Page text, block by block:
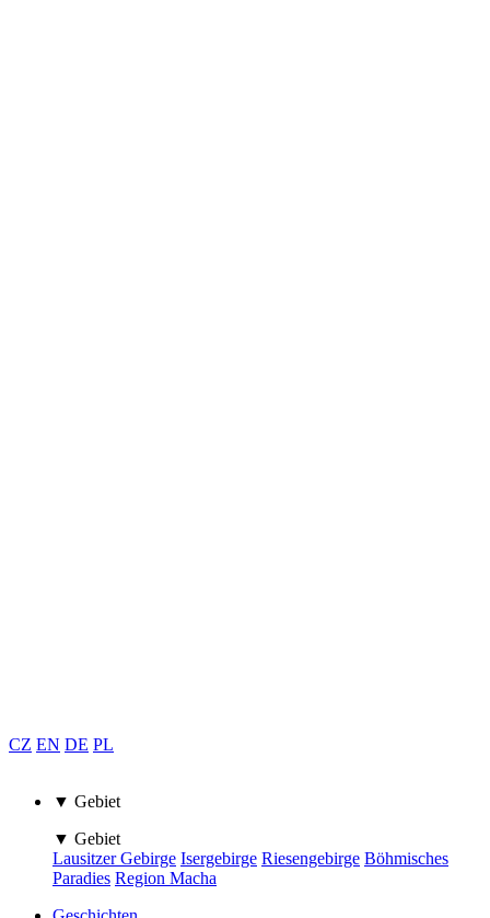
CZ EN DE PL
▼ Gebiet
▼ Gebiet
Lausitzer Gebirge Isergebirge Riesengebirge Böhmisches
Paradies Region Macha